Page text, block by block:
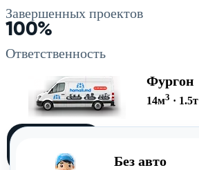
Завершенных проектов
100%
Ответственность
Фургон
14м3 · 1.5т
Без авто